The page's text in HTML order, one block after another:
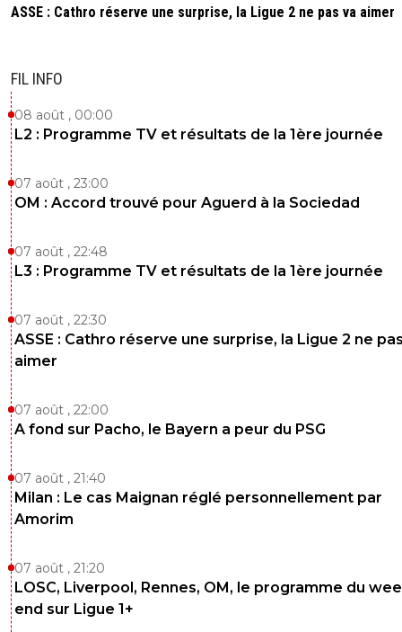
ASSE : Cathro réserve une surprise, la Ligue 2 ne pas va aimer
FIL INFO
08 août , 00:00
L2 : Programme TV et résultats de la 1ère journée
07 août , 23:00
OM : Accord trouvé pour Aguerd à la Sociedad
07 août , 22:48
L3 : Programme TV et résultats de la 1ère journée
07 août , 22:30
ASSE : Cathro réserve une surprise, la Ligue 2 ne
aimer
07 août , 22:00
A fond sur Pacho, le Bayern a peur du PSG
07 août , 21:40
Milan : Le cas Maignan réglé personnellement par
Amorim
07 août , 21:20
LOSC, Liverpool, Rennes, OM, le programme du
end sur Ligue 1+